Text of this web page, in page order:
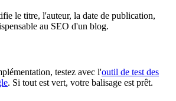
le titre, l'auteur, la date de publication,
au SEO d'un blog.
testez avec l'outil de test des
. Si tout est vert, votre balisage est prêt.